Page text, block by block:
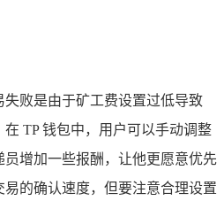
败是由于矿工费设置过低导致
TP 钱包中，用户可以手动调整
增加一些报酬，让他更愿意优先
的确认速度，但要注意合理设置